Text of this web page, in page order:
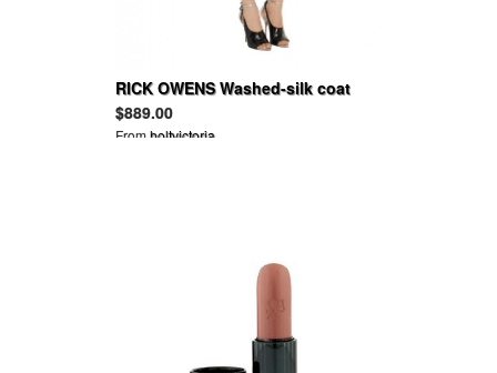
RICK OWENS Washed-silk coat
$889.00
Fromholtvictoria